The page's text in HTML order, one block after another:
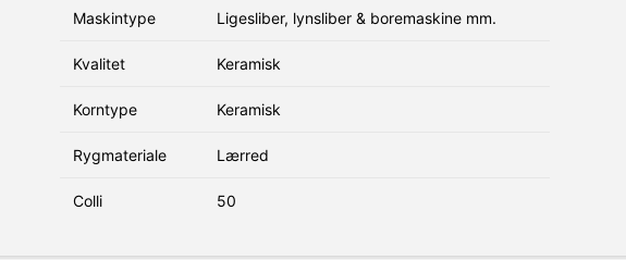
Maskintype Ligesliber, lynsliber & boremaskine mm.
Kvalitet Keramisk
Korntype Keramisk
Rygmateriale Lærred
Colli 50